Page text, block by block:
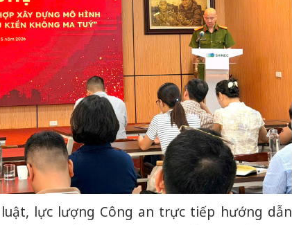
lực lượng Công an trực tiếp hướng dẫn